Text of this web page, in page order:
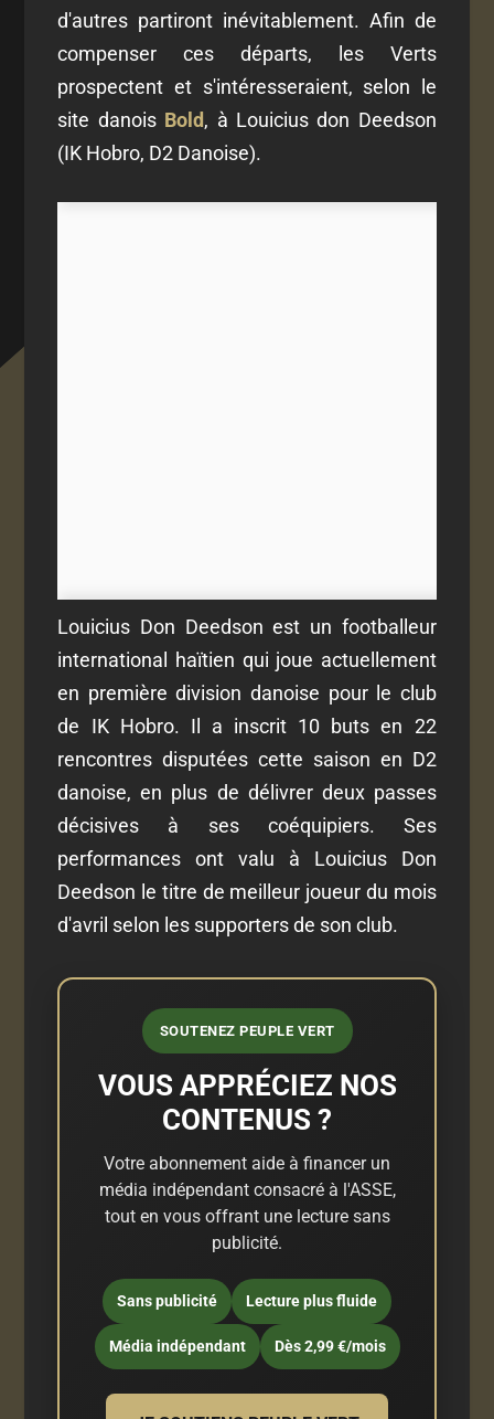
d'autres partiront inévitablement. Afin de
compenser ces départs, les Verts
prospectent et s'intéresseraient, selon le
site danois Bold, à Louicius don Deedson
(IK Hobro, D2 Danoise).
Louicius Don Deedson est un footballeur
international haïtien qui joue actuellement
en première division danoise pour le club
de IK Hobro. Il a inscrit 10 buts en 22
rencontres disputées cette saison en D2
danoise, en plus de délivrer deux passes
décisives à ses coéquipiers. Ses
performances ont valu à Louicius Don
Deedson le titre de meilleur joueur du mois
d'avril selon les supporters de son club.
SOUTENEZ PEUPLE VERT
VOUS APPRÉCIEZ NOS
CONTENUS ?
Votre abonnement aide à financer un
média indépendant consacré à l'ASSE,
tout en vous offrant une lecture sans
publicité.
Sans publicité Lecture plus fluide
Média indépendant Dès 2,99 €/mois